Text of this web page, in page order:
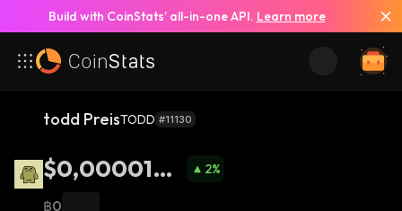
Build with CoinStats’ all-in-one API. Learn more
todd PreisTODD #11130
$0,0000105
4
2%
฿0